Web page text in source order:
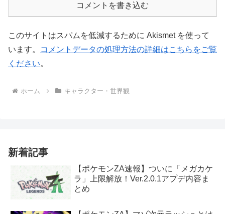
コメントを書き込む
このサイトはスパムを低減するために Akismet を使って
います。
コメントデータの処理方法の詳細はこちらをご覧
ください。
ホーム キャラクター・世界観
新着記事
【ポケモンZA速報】ついに「メガカケ
ラ」上限解放！Ver.2.0.1アプデ内容ま
とめ